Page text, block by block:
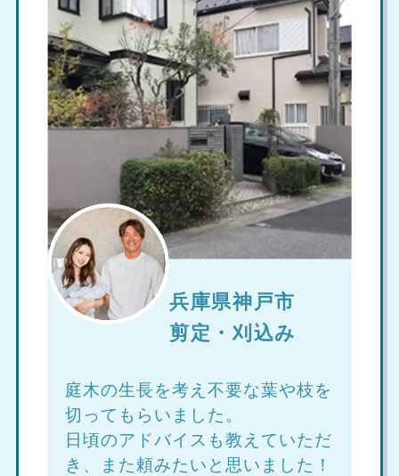
兵庫県神戸市
剪定・刈込み
庭木の生長を考え不要な葉や枝を
切ってもらいました。
日頃のアドバイスも教えていただ
き、また頼みたいと思いました！